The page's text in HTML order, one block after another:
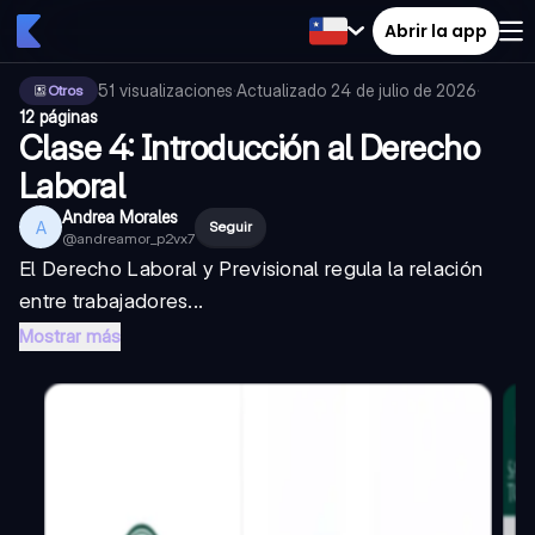
Abrir la app
Otros 51 visualizaciones·Actualizado 24 de julio de 2026·
12 páginas
Clase 4: Introducción al Derecho
Laboral
A Andrea Morales
@andreamor_p2vx7
Seguir
El Derecho Laboral y Previsional regula la relación
entre trabajadores...
Mostrar más